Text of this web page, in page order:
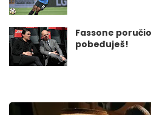
Fassone
pobeđuješ!